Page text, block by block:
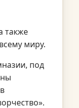
также
миру.
под